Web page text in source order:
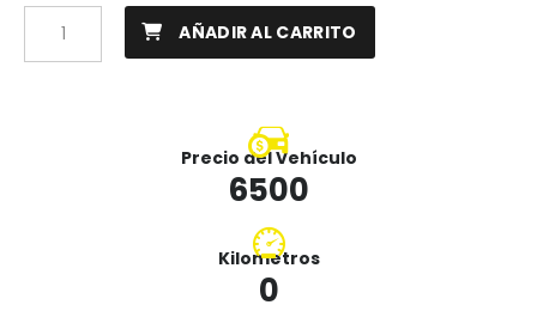
AÑADIR AL CARRITO
Precio del Vehículo
6500
Kilometros
0